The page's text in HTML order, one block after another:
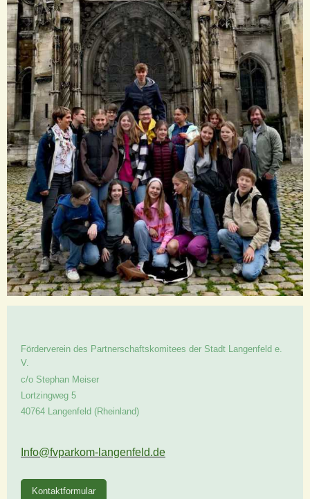
Förderverein des Partnerschaftskomitees der Stadt Langenfeld e.
V.
c/o Stephan Meiser
Lortzingweg 5
40764 Langenfeld (Rheinland)
Info@fvparkom-langenfeld.de
Kontaktformular